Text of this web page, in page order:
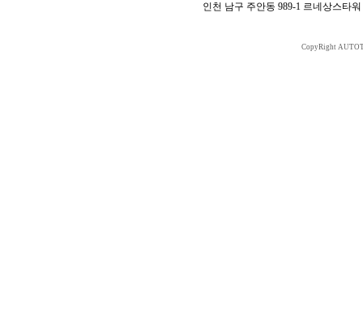
인천 남구 주안동 989-1 르네상스타
CopyRight